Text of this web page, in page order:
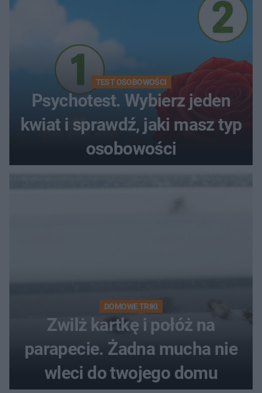
TEST OSOBOWOŚCI
Psychotest. Wybierz jeden
kwiat i sprawdź, jaki masz typ
osobowości
DOMOWE TRIKI
Zwilż kartkę i połóż na
parapecie. Żadna mucha nie
wleci do twojego domu